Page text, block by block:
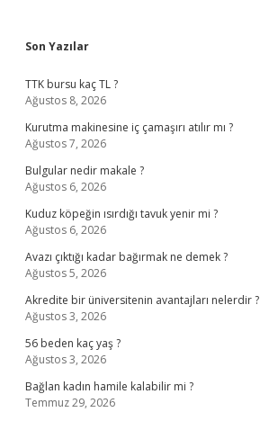
Sidebar
Son Yazılar
TTK bursu kaç TL ?
Ağustos 8, 2026
Kurutma makinesine iç çamaşırı atılır mı ?
Ağustos 7, 2026
Bulgular nedir makale ?
Ağustos 6, 2026
Kuduz köpeğin ısırdığı tavuk yenir mi ?
Ağustos 6, 2026
Avazı çıktığı kadar bağırmak ne demek ?
Ağustos 5, 2026
Akredite bir üniversitenin avantajları nelerdir ?
Ağustos 3, 2026
56 beden kaç yaş ?
Ağustos 3, 2026
Bağlan kadın hamile kalabilir mi ?
Temmuz 29, 2026